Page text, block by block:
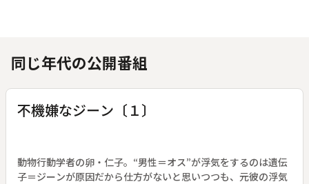
同じ年代の公開番組
不機嫌なジーン〔１〕
動物行動学者の卵・仁子。“男性＝オス”が浮気をするのは遺伝
子＝ジーンが原因だから仕方がないと思いつつも、元彼の浮気